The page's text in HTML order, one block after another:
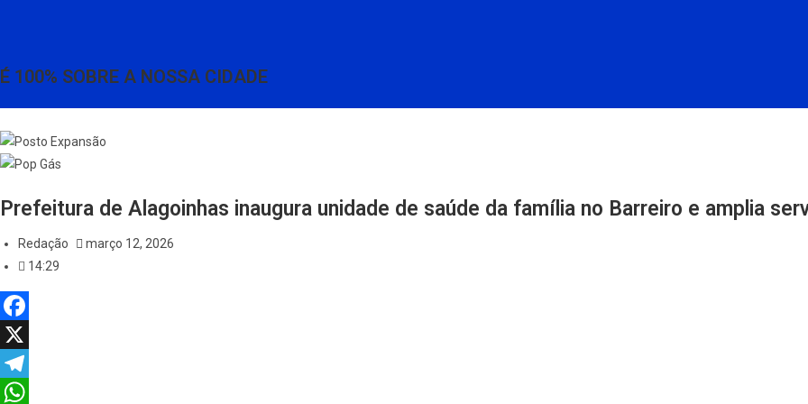
É 100% SOBRE A NOSSA CIDADE
Prefeitura de Alagoinhas inaugura unidade de saúde da família no Barreiro e amplia
Redação
março 12, 2026
14:29
a
c
X
T